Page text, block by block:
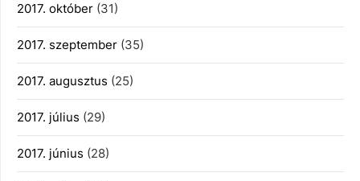
2017. október (31)
2017. szeptember (35)
2017. augusztus (25)
2017. július (29)
2017. június (28)